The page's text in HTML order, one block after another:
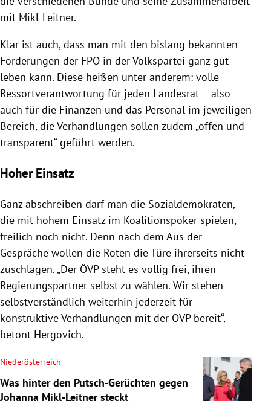
mit Mikl-Leitner.
Klar ist auch, dass man mit den bislang bekannten
Forderungen der FPÖ in der Volkspartei ganz gut
leben kann. Diese heißen unter anderem: volle
Ressortverantwortung für jeden Landesrat – also
auch für die Finanzen und das Personal im jeweiligen
Bereich, die Verhandlungen sollen zudem „offen und
transparent“ geführt werden.
Hoher Einsatz
Ganz abschreiben darf man die Sozialdemokraten,
die mit hohem Einsatz im Koalitionspoker spielen,
freilich noch nicht. Denn nach dem Aus der
Gespräche wollen die Roten die Türe ihrerseits nicht
zuschlagen. „Der ÖVP steht es völlig frei, ihren
Regierungspartner selbst zu wählen. Wir stehen
selbstverständlich weiterhin jederzeit für
konstruktive Verhandlungen mit der ÖVP bereit“,
betont Hergovich.
Niederösterreich
Was hinter den Putsch-Gerüchten gegen
Johanna Mikl-Leitner steckt